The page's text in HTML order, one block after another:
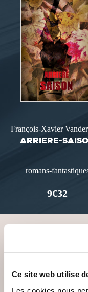
Ce site web utilise
François-Xavier
ARRIERE-
romans-
9€32
VOUS